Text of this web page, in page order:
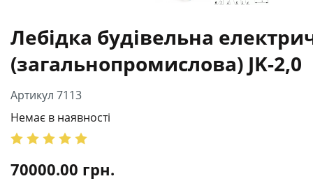
Лебідка будівельна
(загальнопромислова) JK-2,0
Артикул 7113
Немає в наявності
70000.00 грн.